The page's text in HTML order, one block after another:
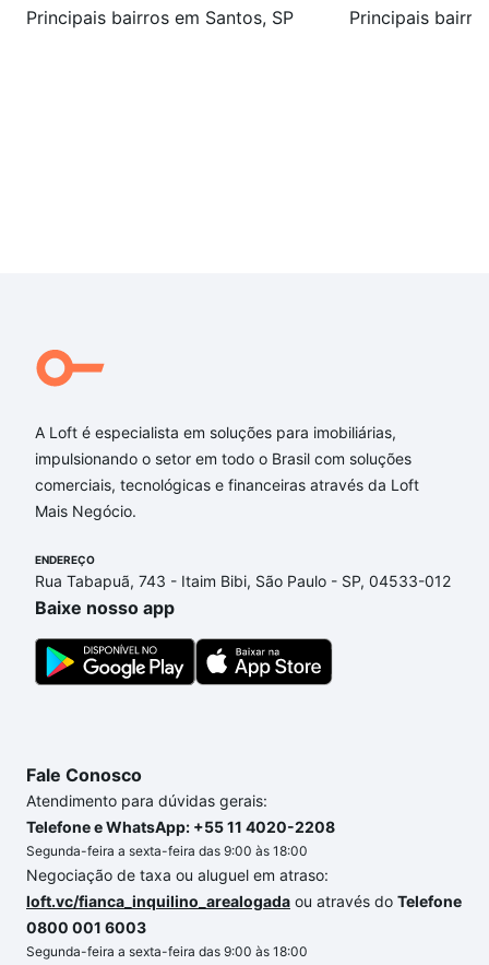
Principais bairros em Santos, SP Principais
A Loft é especialista em soluções para imobiliárias,
impulsionando o setor em todo o Brasil com soluções
comerciais, tecnológicas e financeiras através da Loft
Mais Negócio.
ENDEREÇO
Rua Tabapuã, 743 - Itaim Bibi, São Paulo - SP, 04533-012
Baixe nosso app
Fale Conosco
Atendimento para dúvidas gerais:
Telefone e WhatsApp: +55 11 4020-2208
Segunda-feira a sexta-feira das 9:00 às 18:00
Negociação de taxa ou aluguel em atraso:
loft.vc/fianca_inquilino_arealogada ou através do Telefone
0800 001 6003
Segunda-feira a sexta-feira das 9:00 às 18:00